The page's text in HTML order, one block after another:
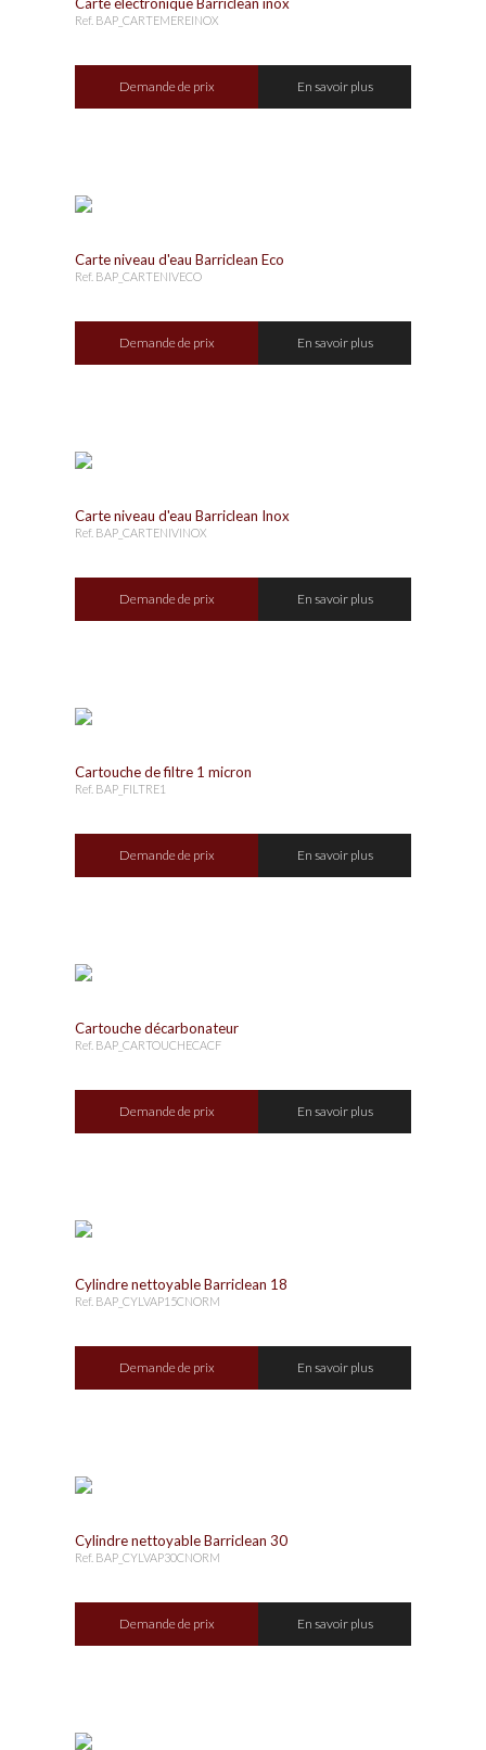
Ref. BAP_CARTEMEREINOX
Demande de prix En savoir plus
Carte niveau d'eau Barriclean Eco
Ref. BAP_CARTENIVECO
Demande de prix En savoir plus
Carte niveau d'eau Barriclean Inox
Ref. BAP_CARTENIVINOX
Demande de prix En savoir plus
Cartouche de filtre 1 micron
Ref. BAP_FILTRE1
Demande de prix En savoir plus
Cartouche décarbonateur
Ref. BAP_CARTOUCHECACF
Demande de prix En savoir plus
Cylindre nettoyable Barriclean 18
Ref. BAP_CYLVAP15CNORM
Demande de prix En savoir plus
Cylindre nettoyable Barriclean 30
Ref. BAP_CYLVAP30CNORM
Demande de prix En savoir plus